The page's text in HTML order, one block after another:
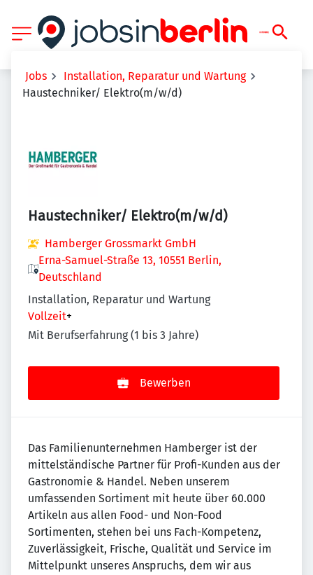
Jobs
Installation, Reparatur und Wartung
Haustechniker/ Elektro(m/w/d)
Haustechniker/ Elektro(m/w/d)
Hamberger Grossmarkt GmbH
Erna-Samuel-Straße 13, 10551 Berlin,
Deutschland
Installation, Reparatur und Wartung
Vollzeit+
Mit Berufserfahrung (1 bis 3 Jahre)
Bewerben
Das Familienunternehmen Hamberger ist der
mittelständische Partner für Profi-Kunden aus der
Gastronomie & Handel. Neben unserem
umfassenden Sortiment mit heute über 60.000
Artikeln aus allen Food- und Non-Food
Sortimenten, stehen bei uns Fach-Kompetenz,
Zuverlässigkeit, Frische, Qualität und Service im
Mittelpunkt unseres Anspruchs, dem wir aus